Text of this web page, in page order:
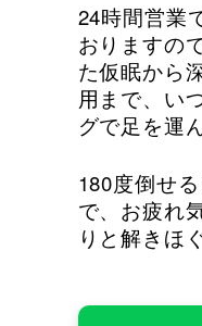
24時間営業
おりますの
た仮眠から
用まで、い
グで足を運
180度倒せ
で、お疲れ
りと解きほ